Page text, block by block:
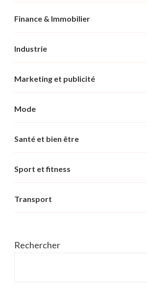
Finance & Immobilier
Industrie
Marketing et publicité
Mode
Santé et bien être
Sport et fitness
Transport
Rechercher